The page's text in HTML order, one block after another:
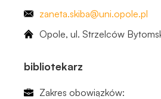
zaneta.skiba@uni.opole.pl
Opole, ul. Strzelców
bibliotekarz
Zakres obowiązków: